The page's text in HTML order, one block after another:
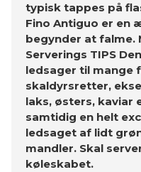
typisk tappes på
Fino Antiguo er en
begynder at falme.
Serverings TIPS
ledsager til mange
skaldyrsretter,
laks, østers, kaviar
samtidig en helt
ledsaget af lidt
mandler. Skal
køleskabet.